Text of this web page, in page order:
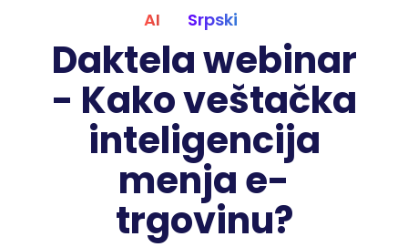
AI Srpski
Daktela webinar
- Kako veštačka
inteligencija
menja e-
trgovinu?